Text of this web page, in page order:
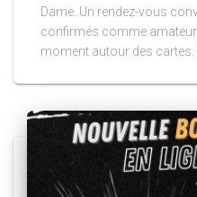
Dame. Un rendez-vous
confirmés comme
moment autour des cartes.